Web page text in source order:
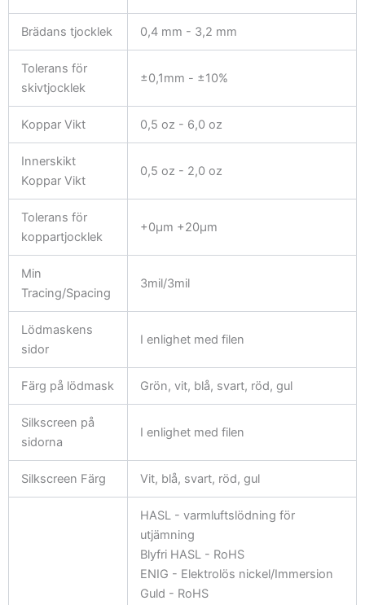
Brädans tjocklek 0,4 mm - 3,2 mm
Tolerans för
skivtjocklek
±0,1mm - ±10%
Koppar Vikt 0,5 oz - 6,0 oz
Innerskikt
Koppar Vikt
0,5 oz - 2,0 oz
Tolerans för
koppartjocklek
+0μm +20μm
Min
Tracing/Spacing
3mil/3mil
Lödmaskens
sidor
I enlighet med filen
Färg på lödmask Grön, vit, blå, svart, röd, gul
Silkscreen på
sidorna
I enlighet med filen
Silkscreen Färg Vit, blå, svart, röd, gul
HASL - varmluftslödning för
utjämning
Blyfri HASL - RoHS
ENIG - Elektrolös nickel/Immersion
Guld - RoHS